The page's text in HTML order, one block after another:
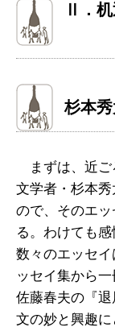
Ⅱ．
杉本
まずは、近ご
文学者・杉本
ので、そのエ
る。わけても
数々のエッセ
ッセイ集から
佐藤春夫の『
文の妙と興趣